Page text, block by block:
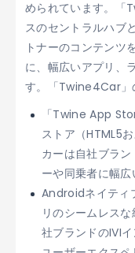
められています。「
スのセントラルハブ
トナーのコンテンツ
に、幅広いアプリ、
す。「Twine4Car」
「Twine App
ストア（HTML5
カーは自社ブラ
ーや同乗者に幅広
Androidネイティ
リのシームレス
社ブランドのIVI